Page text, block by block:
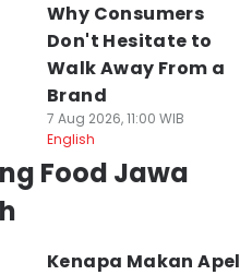
Why Consumers
Don't Hesitate to
Walk Away From a
Brand
7 Aug 2026, 11:00 WIB
English
Food Jawa
Kenapa Makan Apel